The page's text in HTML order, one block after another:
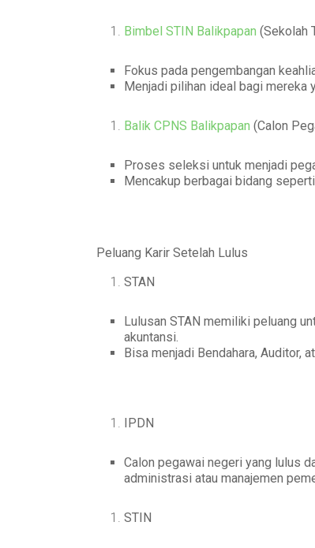
Bimbel STIN Balikpapan (Sekolah
Fokus pada pengembangan
Menjadi pilihan ideal bagi mereka
Balik CPNS Balikpapan (Calon
Proses seleksi untuk menjadi
Mencakup berbagai bidang
Peluang Karir Setelah Lulus
STAN
Lulusan STAN memiliki peluang
akuntansi.
Bisa menjadi Bendahara, Auditor,
IPDN
Calon pegawai negeri yang lulus
administrasi atau manajemen
STIN